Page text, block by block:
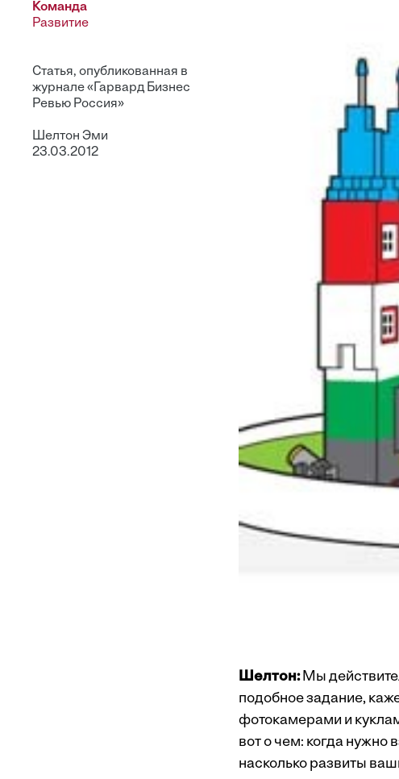
Команда
Развитие
Статья, опубликованная в
журнале «Гарвард Бизнес
Ревью Россия»
Шелтон Эми
23.03.2012
Шелтон:Мы
подобное задание,
фотокамерами и
вот о чем: когда нужно
насколько развиты